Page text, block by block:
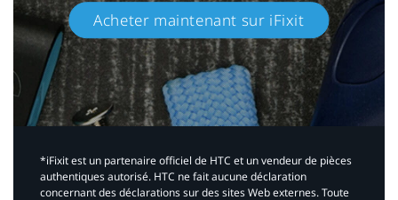
Acheter maintenant sur iFixit​
*iFixit est un partenaire officiel de HTC et un vendeur de pièces
authentiques autorisé. HTC ne fait aucune déclaration
concernant des déclarations sur des sites Web externes. Toute